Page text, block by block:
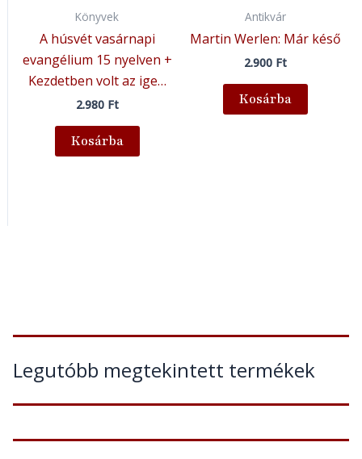
Legutóbb megtekintett termékek
Könyvek
A húsvét vasárnapi
evangélium 15 nyelven +
Kezdetben volt az ige…
2.980 Ft
Kosárba
Antikvár
Martin Werlen: Már késő
2.900 Ft
Kosárba